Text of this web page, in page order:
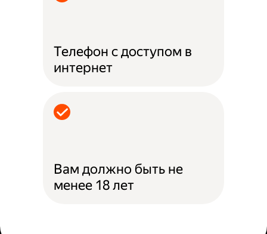
Телефон с доступом в
интернет
Вам должно быть не
менее 18 лет